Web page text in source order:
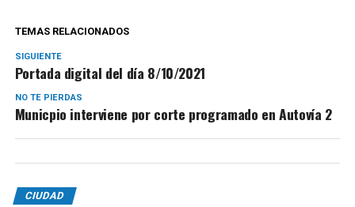
TEMAS RELACIONADOS
SIGUIENTE
Portada digital del día 8/10/2021
NO TE PIERDAS
Municpio interviene por corte programado en Autovía 2
CIUDAD